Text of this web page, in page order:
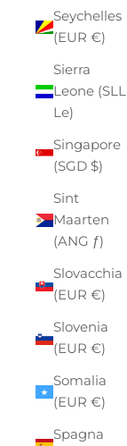
Seychelles
(EUR €)
Sierra
Leone (SLL
Le)
Singapore
(SGD $)
Sint
Maarten
(ANG ƒ)
Slovacchia
(EUR €)
Slovenia
(EUR €)
Somalia
(EUR €)
Spagna